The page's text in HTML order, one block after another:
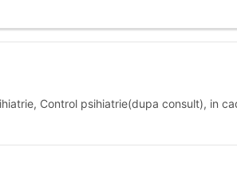
Control psihiatrie(dupa consult), in